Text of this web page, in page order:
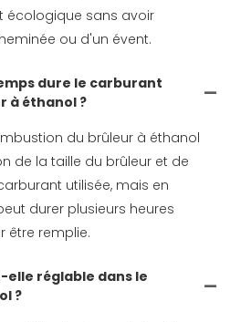
écologique sans avoir
ou d'un évent.
dure le carburant
à éthanol ?
du brûleur à éthanol
de la taille du brûleur et de
utilisée, mais en
durer plusieurs heures
être remplie.
elle réglable dans le
?